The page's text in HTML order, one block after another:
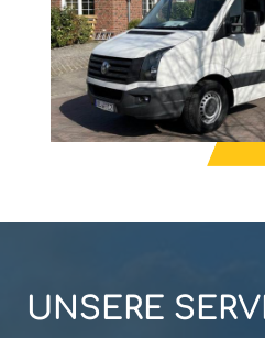
UNSERE